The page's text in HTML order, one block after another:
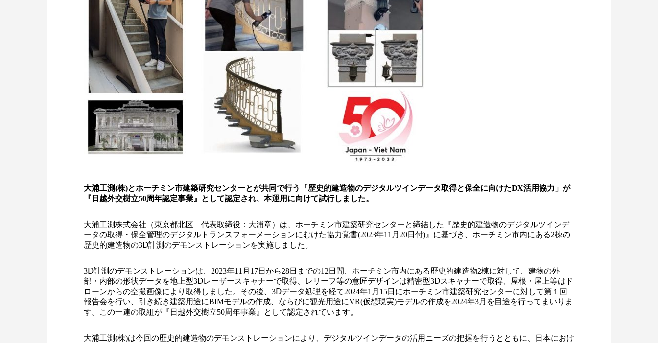
大浦工測(株)とホーチミン市建築研究センターとが共同で行う「 歴史的建造物のデジタルツインデータ取得と保全に向けたDX活用協力」が
『日越外交樹立50周年認定事業』として認定され、 本運用に向けて試行しました。
大浦工測株式会社（東京都北区 代表取締役：大浦章）は、ホーチミン市建築研究センターと締結した『歴史的建造物のデジタルツインデ
ータの取得・保全管理のデジタルトランスフォーメーションにむけた協力覚書(2023年11月20日付)』に基づき、ホーチミン市内にある2棟の
歴史的建造物の3Ⅾ計測のデモンストレーションを実施しました。
3Ⅾ計測のデモンストレーションは、2023年11月17日から28日までの12日間、ホーチミン市内にある歴史的建造物2棟に対して、建物の外
部・内部の形状データを地上型3Ⅾレーザースキャナーで取得、レリーフ等の意匠デザインは精密型3Ⅾスキャナーで取得、屋根・屋上等はド
ローンからの空撮画像により取得しました。その後、3Ⅾデータ処理を経て2024年1月15日にホーチミン市建築研究センターに対して第１回
報告会を行い、引き続き建築用途にBIMモデルの作成、ならびに観光用途にVR(仮想現実)モデルの作成を2024年3月を目途を行ってまいりま
す。この一連の取組が『日越外交樹立50周年事業』として認定されています。
大浦工測(株)は今回の歴史的建造物のデモンストレーションにより、デジタルツインデータの活用ニーズの把握を行うとともに、日本におけ